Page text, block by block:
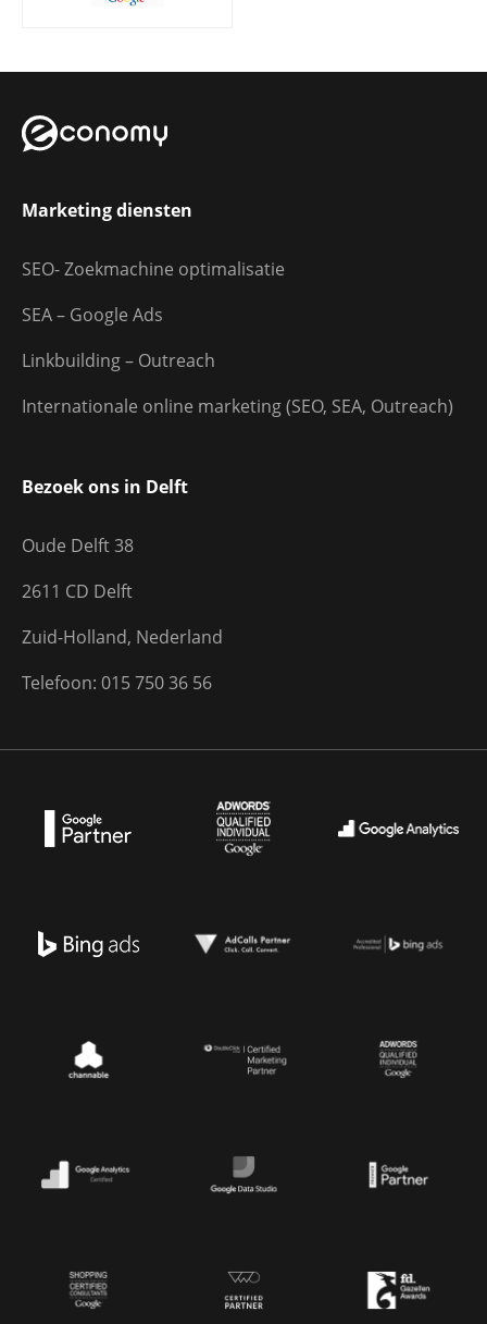
Marketing diensten
SEO- Zoekmachine optimalisatie
SEA – Google Ads
Linkbuilding – Outreach
Internationale online marketing (SEO, SEA, Outreach)
Bezoek ons in Delft
Oude Delft 38
2611 CD Delft
Zuid-Holland, Nederland
Telefoon: 015 750 36 56